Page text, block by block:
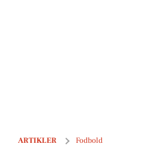
ARTIKLER Fodbold
Gentofte Vangede formår at modstå